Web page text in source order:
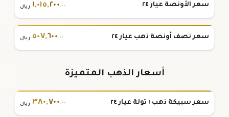
سعر الأونصة عيار ٢٤ ١,٠١٥,٢٠٠.٠٠ ريال
سعر نصف أونصة ذهب عيار ٢٤ ٥٠٧,٦٠٠.٠٠ ريال
أسعار الذهب المتميزة
سعر سبيكة ذهب ١ تولة عيار ٢٤ ٣٨٠,٧٠٠.٠٠ ريال